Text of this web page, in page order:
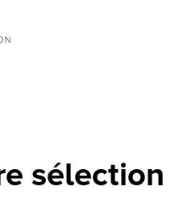
sélection